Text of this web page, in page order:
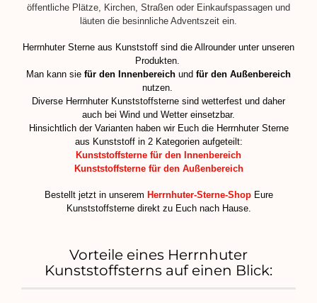
öffentliche Plätze, Kirchen, Straßen oder Einkaufspassagen und
läuten die besinnliche Adventszeit ein.
Herrnhuter Sterne aus Kunststoff sind die Allrounder unter unseren
Produkten.
Man kann sie für den Innenbereich und für den Außenbereich
nutzen.
Diverse Herrnhuter Kunststoffsterne sind wetterfest und daher
auch bei Wind und Wetter einsetzbar.
Hinsichtlich der Varianten haben wir Euch die Herrnhuter Sterne
aus Kunststoff in 2 Kategorien aufgeteilt:
Kunststoffsterne für den Innenbereich
Kunststoffsterne für den Außenbereich
Bestellt jetzt in unserem Herrnhuter-Sterne-ShopEure
Kunststoffsterne direkt zu Euch nach Hause.
Vorteile eines Herrnhuter
Kunststoffsterns auf einen Blick: